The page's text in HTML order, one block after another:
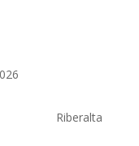
Riberalta